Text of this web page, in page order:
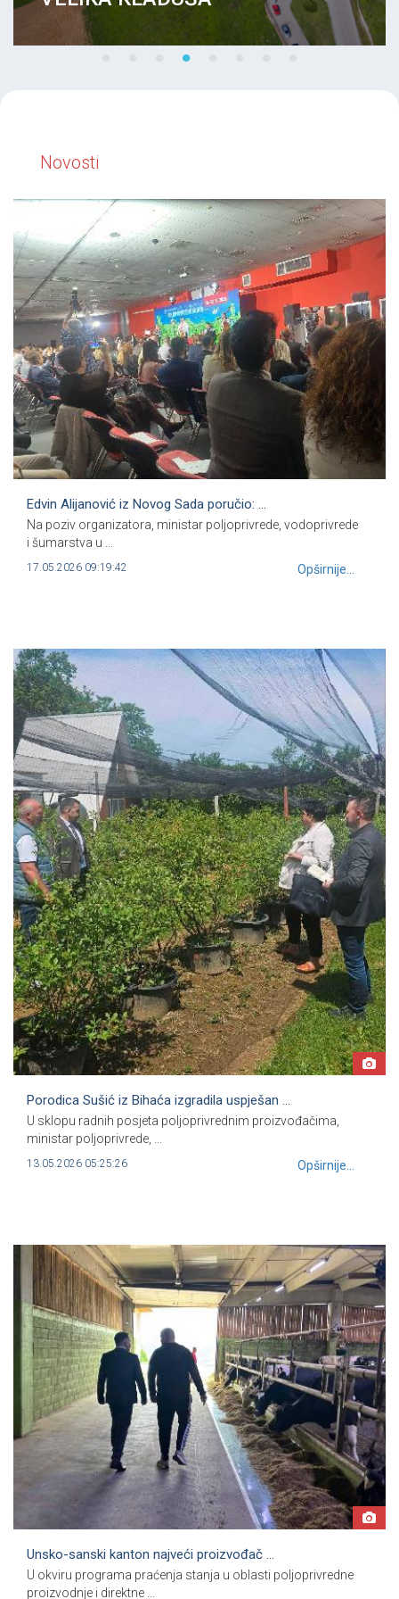
Novosti
Edvin Alijanović iz Novog Sada poručio: ...
Na poziv organizatora, ministar poljoprivrede, vodoprivrede
i šumarstva u ...
17.05.2026 09:19:42 Opširnije...
Porodica Sušić iz Bihaća izgradila uspješan ...
U sklopu radnih posjeta poljoprivrednim proizvođačima,
ministar poljoprivrede, ...
13.05.2026 05:25:26 Opširnije...
Unsko-sanski kanton najveći proizvođač ...
U okviru programa praćenja stanja u oblasti poljoprivredne
proizvodnje i direktne ...